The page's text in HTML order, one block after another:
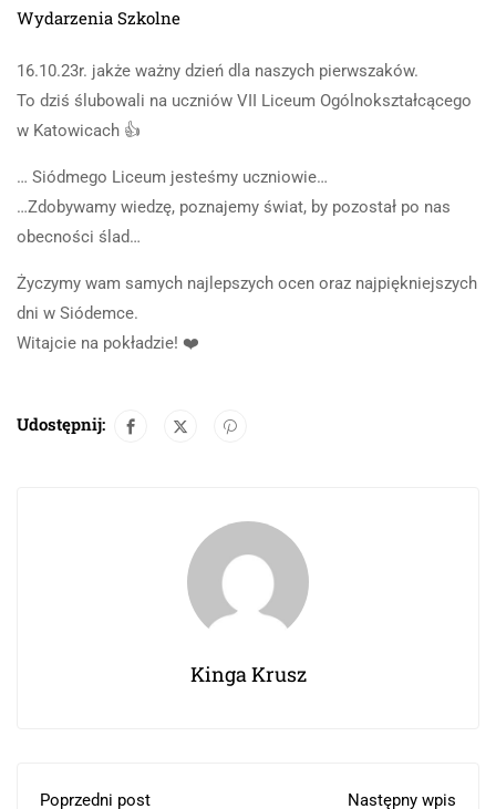
Wydarzenia Szkolne
16.10.23r. jakże ważny dzień dla naszych pierwszaków.
To dziś ślubowali na uczniów VII Liceum Ogólnokształcącego
w Katowicach 👍
… Siódmego Liceum jesteśmy uczniowie…
…Zdobywamy wiedzę, poznajemy świat, by pozostał po nas
obecności ślad…
Życzymy wam samych najlepszych ocen oraz najpiękniejszych
dni w Siódemce.
Witajcie na pokładzie! ❤️
Udostępnij:
Kinga Krusz
Poprzedni post Następny wpis